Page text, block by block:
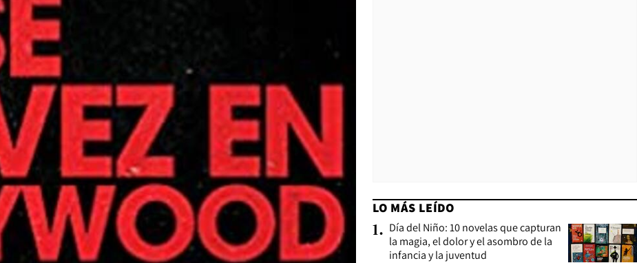
LO MÁS LEÍDO
1. Día del Niño: 10 novelas que capturan
la magia, el dolor y el asombro de la
infancia y la juventud